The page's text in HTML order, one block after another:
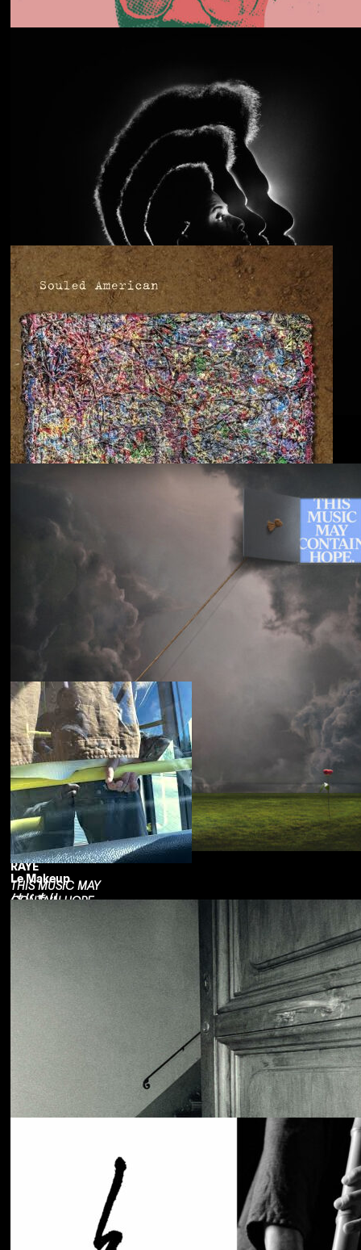
You’re Free to Go
Blu & Exile
Time Heals Everything
Souled American
RAYE
THIS MUSIC MAY
CONTAIN HOPE.
Le Makeup
はじまり